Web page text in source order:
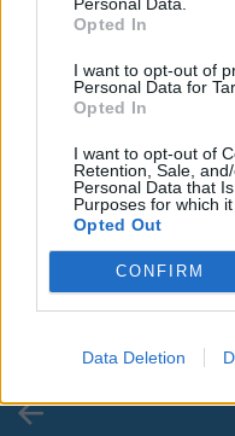
Opted In
I want to opt-out of
Personal Data for
Opted In
I want to opt-out of
Retention, Sale,
Personal Data that
Purposes for which it
Opted Out
CONFIRM
Data Deletion
00:00
Leonardo Maria
in ospedale. Le